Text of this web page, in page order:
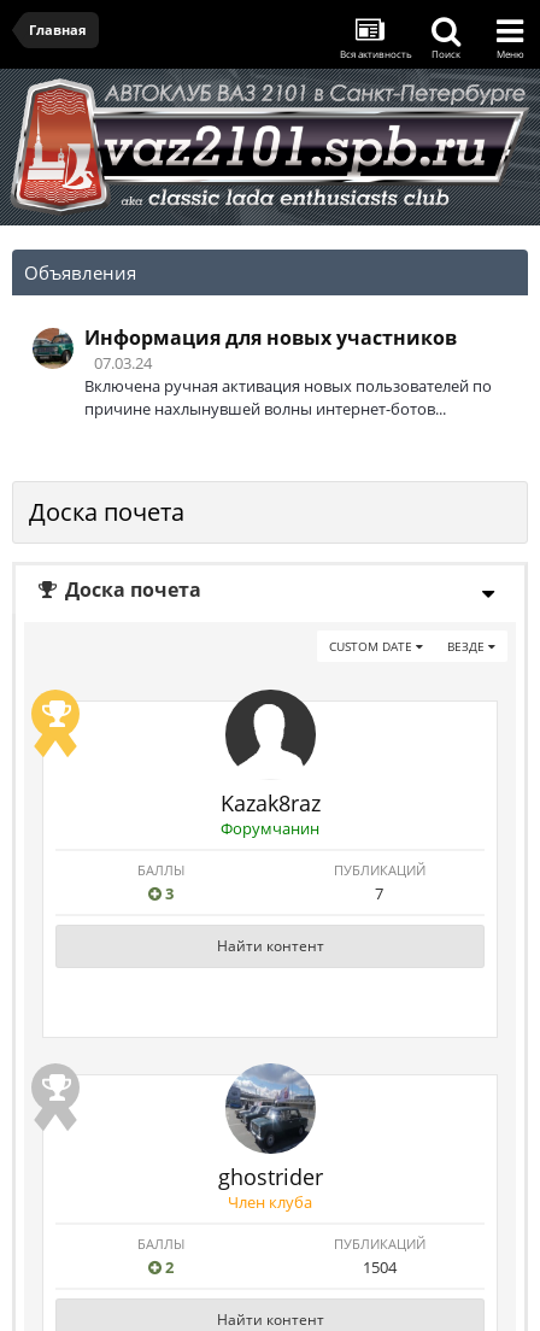
Главная
Вся активность Поиск Меню
Объявления
Информация для новых участников
07.03.24
Включена ручная активация новых пользователей по
причине нахлынувшей волны интернет-ботов...
Доска почета
Доска почета
ВЕЗДЕ
CUSTOM DATE
Kazak8raz
Форумчанин
БАЛЛЫ
3
ПУБЛИКАЦИЙ
7
Найти контент
ghostrider
Член клуба
БАЛЛЫ
2
ПУБЛИКАЦИЙ
1504
Найти контент